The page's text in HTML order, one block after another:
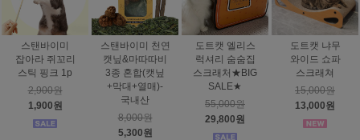
스탠바이미
잡아라 쥐꼬리
스틱 핑크 1p
2,900원
1,900원
스탠바이미 천연
캣닢&마따따비
3종 혼합(캣닢
+막대+열매)-
국내산
8,000원
5,300원
도트캣 엘리스
럭셔리 숨숨집
스크래처★BIG
SALE★
55,000원
29,800원
도트캣 냐무
와이드 쇼파
스크래쳐
15,000원
13,000원